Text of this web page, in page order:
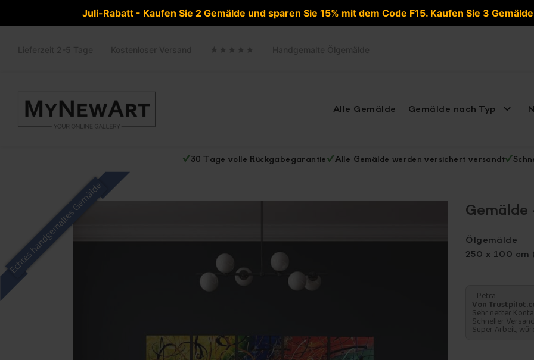
Juli-Rabatt - Kaufen Sie 2 Gemälde und sparen Sie 15% mit dem Code F15. Kaufen Sie 3
Alle Gemälde Gemälde nach Typ
30 Tage volle Rückgabegarantie Alle Gemälde werden versichert versandt
Ölgemälde
250 x 100 cm
- Petra
Von
Sehr netter
Schneller
Super Arbeit,